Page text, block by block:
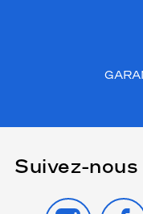
Suivez-nous
INSTAGRAM